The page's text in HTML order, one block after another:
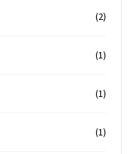
(2)
(1)
(1)
(1)